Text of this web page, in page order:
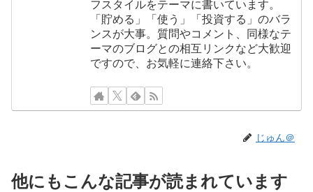
フスタイルをテーマに書いています。
「貯める」「使う」「投資する」のバラ
ンスが大事。質問やコメント、同様なテ
ーマのブログとの相互リンクなど大歓迎
ですので、お気軽に連絡下さい。
じゅん＠
他にもこんな記事が読まれています